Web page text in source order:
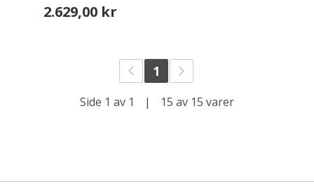
2.629,00 kr
1
Side 1 av 1 | 15 av 15 varer